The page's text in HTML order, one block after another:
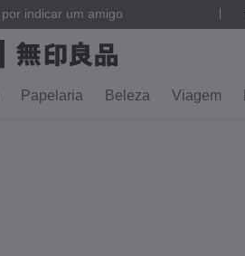
indicar um amigo
Papelaria Beleza Viagem